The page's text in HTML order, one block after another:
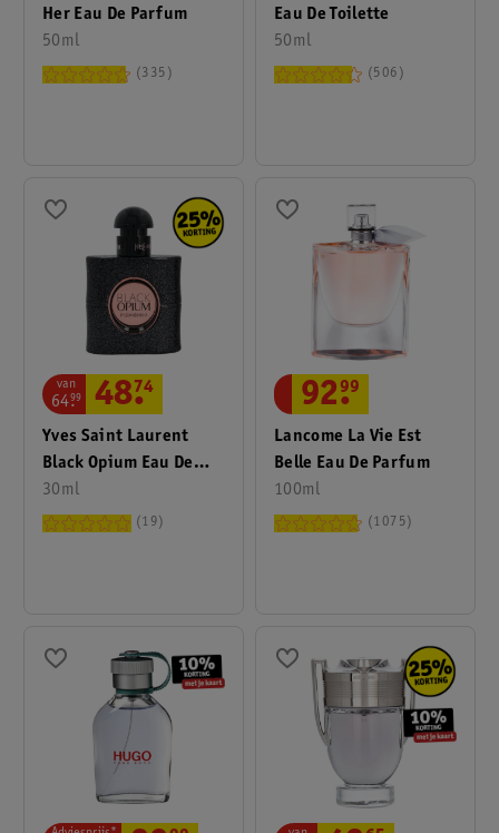
Her Eau De Parfum
50ml
335
Eau De Toilette
50ml
506
Yves Saint Laurent
Black Opium Eau De
Parfum
30ml
van
64.
99 48.
74
19
Lancome La Vie Est
Belle Eau De Parfum
100ml
92.
99
1075